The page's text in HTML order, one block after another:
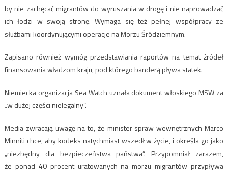
by nie zachęcać migrantów do wyruszania w drogę i nie naprowadzać
ich łodzi w swoją stronę. Wymaga się też pełnej współpracy ze
służbami koordynującymi operacje na Morzu Śródziemnym.
Zapisano również wymóg przedstawiania raportów na temat źródeł
finansowania władzom kraju, pod którego banderą pływa statek.
Niemiecka organizacja Sea Watch uznała dokument włoskiego MSW za
„w dużej części nielegalny”.
Media zwracają uwagę na to, że minister spraw wewnętrznych Marco
Minniti chce, aby kodeks natychmiast wszedł w życie, i określa go jako
„niezbędny dla bezpieczeństwa państwa”. Przypomniał zarazem,
że ponad 40 procent uratowanych na morzu migrantów przypływa